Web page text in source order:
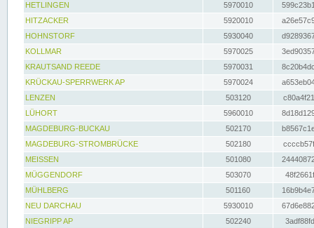
HETLINGEN
5970010
HITZACKER
5920010
HOHNSTORF
5930040
KOLLMAR
5970025
KRAUTSAND REEDE
5970031
KRÜCKAU-SPERRWERK AP
5970024
LENZEN
503120
LÜHORT
5960010
MAGDEBURG-BUCKAU
502170
MAGDEBURG-STROMBRÜCKE
502180
MEISSEN
501080
MÜGGENDORF
503070
MÜHLBERG
501160
NEU DARCHAU
5930010
NIEGRIPP AP
502240